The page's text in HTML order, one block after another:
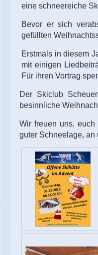
eine schneereiche
Bevor er sich
gefüllten
Erstmals in diesem
mit einigen
Für ihren Vortrag
Der Skiclub
besinnliche
Wir freuen uns,
guter Schneelage, an